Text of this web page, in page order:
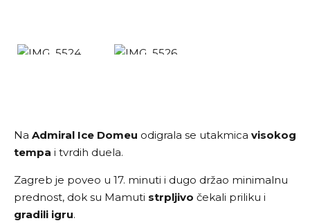
Na Admiral Ice Domeu odigrala se utakmica visokog
tempa i tvrdih duela.
Zagreb je poveo u 17. minuti i dugo držao minimalnu
prednost, dok su Mamuti strpljivo čekali priliku i
gradili igru.